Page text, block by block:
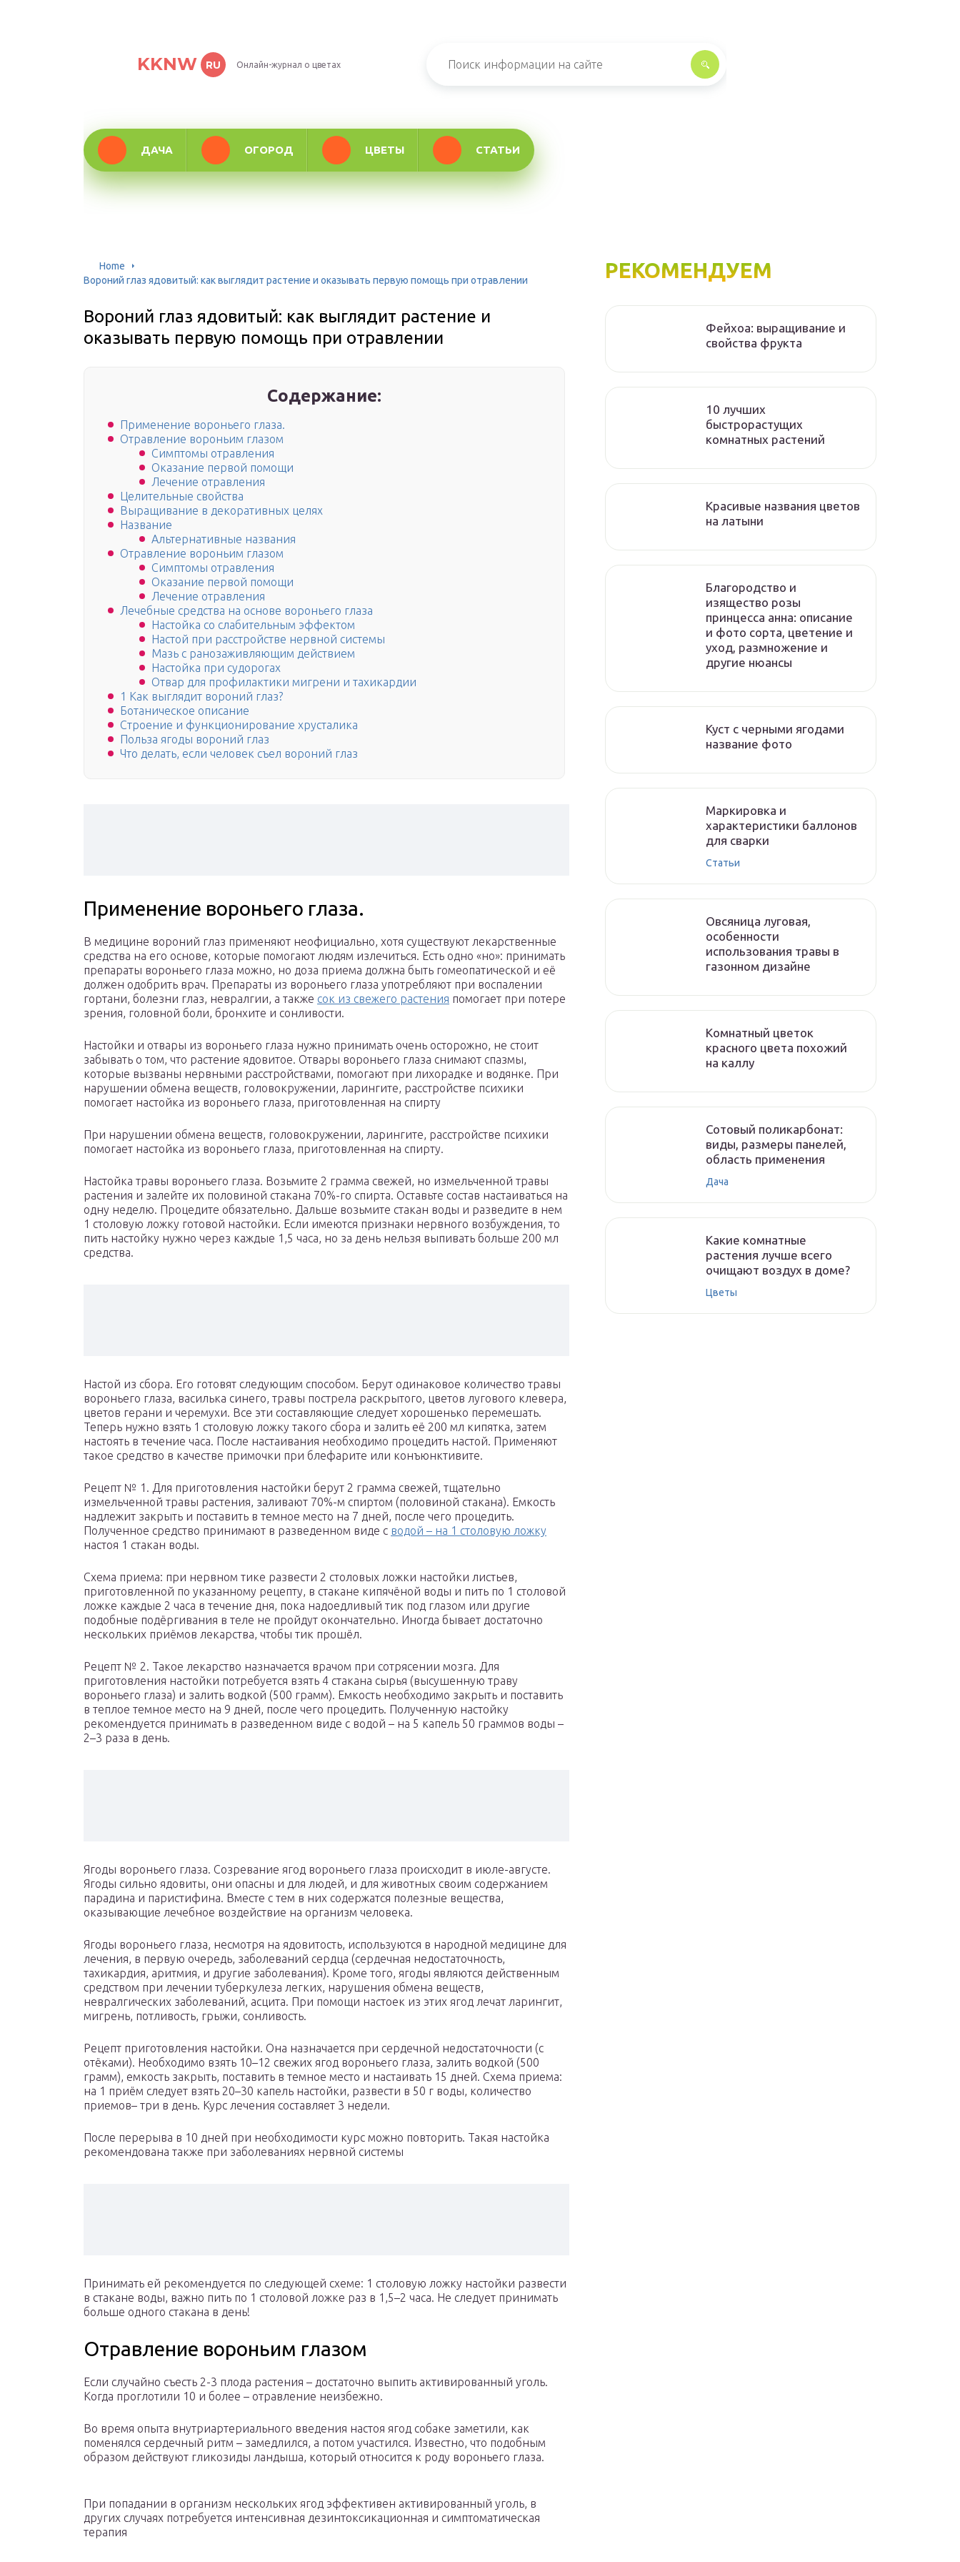
KKNW RU Онлайн-журнал о цветах
ДАЧА ОГОРОД ЦВЕТЫ СТАТЬИ
Home
Вороний глаз ядовитый: как выглядит растение и оказывать первую помощь при отравлении
Вороний глаз ядовитый: как выглядит растение и
оказывать первую помощь при отравлении
Содержание:
Применение вороньего глаза.
Отравление вороньим глазом
Симптомы отравления
Оказание первой помощи
Лечение отравления
Целительные свойства
Выращивание в декоративных целях
Название
Альтернативные названия
Отравление вороньим глазом
Симптомы отравления
Оказание первой помощи
Лечение отравления
Лечебные средства на основе вороньего глаза
Настойка со слабительным эффектом
Настой при расстройстве нервной системы
Мазь с ранозаживляющим действием
Настойка при судорогах
Отвар для профилактики мигрени и тахикардии
1 Как выглядит вороний глаз?
Ботаническое описание
Строение и функционирование хрусталика
Польза ягоды вороний глаз
Что делать, если человек съел вороний глаз
Применение вороньего глаза.
В медицине вороний глаз применяют неофициально, хотя существуют лекарственные
средства на его основе, которые помогают людям излечиться. Есть одно «но»: принимать
препараты вороньего глаза можно, но доза приема должна быть гомеопатической и её
должен одобрить врач. Препараты из вороньего глаза употребляют при воспалении
гортани, болезни глаз, невралгии, а также сок из свежего растения помогает при потере
зрения, головной боли, бронхите и сонливости.
Настойки и отвары из вороньего глаза нужно принимать очень осторожно, не стоит
забывать о том, что растение ядовитое. Отвары вороньего глаза снимают спазмы,
которые вызваны нервными расстройствами, помогают при лихорадке и водянке. При
нарушении обмена веществ, головокружении, ларингите, расстройстве психики
помогает настойка из вороньего глаза, приготовленная на спирту
При нарушении обмена веществ, головокружении, ларингите, расстройстве психики
помогает настойка из вороньего глаза, приготовленная на спирту.
Настойка травы вороньего глаза. Возьмите 2 грамма свежей, но измельченной травы
растения и залейте их половиной стакана 70%-го спирта. Оставьте состав настаиваться на
одну неделю. Процедите обязательно. Дальше возьмите стакан воды и разведите в нем
1 столовую ложку готовой настойки. Если имеются признаки нервного возбуждения, то
пить настойку нужно через каждые 1,5 часа, но за день нельзя выпивать больше 200 мл
средства.
Настой из сбора. Его готовят следующим способом. Берут одинаковое количество травы
вороньего глаза, василька синего, травы пострела раскрытого, цветов лугового клевера,
цветов герани и черемухи. Все эти составляющие следует хорошенько перемешать.
Теперь нужно взять 1 столовую ложку такого сбора и залить её 200 мл кипятка, затем
настоять в течение часа. После настаивания необходимо процедить настой. Применяют
такое средство в качестве примочки при блефарите или конъюнктивите.
Рецепт № 1. Для приготовления настойки берут 2 грамма свежей, тщательно
измельченной травы растения, заливают 70%-м спиртом (половиной стакана). Емкость
надлежит закрыть и поставить в темное место на 7 дней, после чего процедить.
Полученное средство принимают в разведенном виде с водой – на 1 столовую ложку
настоя 1 стакан воды.
Схема приема: при нервном тике развести 2 столовых ложки настойки листьев,
приготовленной по указанному рецепту, в стакане кипячёной воды и пить по 1 столовой
ложке каждые 2 часа в течение дня, пока надоедливый тик под глазом или другие
подобные подёргивания в теле не пройдут окончательно. Иногда бывает достаточно
нескольких приёмов лекарства, чтобы тик прошёл.
Рецепт № 2. Такое лекарство назначается врачом при сотрясении мозга. Для
приготовления настойки потребуется взять 4 стакана сырья (высушенную траву
вороньего глаза) и залить водкой (500 грамм). Емкость необходимо закрыть и поставить
в теплое темное место на 9 дней, после чего процедить. Полученную настойку
рекомендуется принимать в разведенном виде с водой – на 5 капель 50 граммов воды –
2–3 раза в день.
Ягоды вороньего глаза. Созревание ягод вороньего глаза происходит в июле-августе.
Ягоды сильно ядовиты, они опасны и для людей, и для животных своим содержанием
парадина и паристифина. Вместе с тем в них содержатся полезные вещества,
оказывающие лечебное воздействие на организм человека.
Ягоды вороньего глаза, несмотря на ядовитость, используются в народной медицине для
лечения, в первую очередь, заболеваний сердца (сердечная недостаточность,
тахикардия, аритмия, и другие заболевания). Кроме того, ягоды являются действенным
средством при лечении туберкулеза легких, нарушения обмена веществ,
невралгических заболеваний, асцита. При помощи настоек из этих ягод лечат ларингит,
мигрень, потливость, грыжи, сонливость.
Рецепт приготовления настойки. Она назначается при сердечной недостаточности (с
отёками). Необходимо взять 10–12 свежих ягод вороньего глаза, залить водкой (500
грамм), емкость закрыть, поставить в темное место и настаивать 15 дней. Схема приема:
на 1 приём следует взять 20–30 капель настойки, развести в 50 г воды, количество
приемов– три в день. Курс лечения составляет 3 недели.
После перерыва в 10 дней при необходимости курс можно повторить. Такая настойка
рекомендована также при заболеваниях нервной системы
Принимать ей рекомендуется по следующей схеме: 1 столовую ложку настойки развести
в стакане воды, важно пить по 1 столовой ложке раз в 1,5–2 часа. Не следует принимать
больше одного стакана в день!
Отравление вороньим глазом
Если случайно съесть 2-3 плода растения – достаточно выпить активированный уголь.
Когда проглотили 10 и более – отравление неизбежно.
Во время опыта внутриартериального введения настоя ягод собаке заметили, как
поменялся сердечный ритм – замедлился, а потом участился. Известно, что подобным
образом действуют гликозиды ландыша, который относится к роду вороньего глаза.
При попадании в организм нескольких ягод эффективен активированный уголь, в
других случаях потребуется интенсивная дезинтоксикационная и симптоматическая
терапия
РЕКОМЕНДУЕМ
Фейхоа: выращивание и
свойства фрукта
10 лучших
быстрорастущих
комнатных растений
Красивые названия цветов
на латыни
Благородство и
изящество розы
принцесса анна: описание
и фото сорта, цветение и
уход, размножение и
другие нюансы
Куст с черными ягодами
название фото
Маркировка и
характеристики баллонов
для сварки
Статьи
Овсяница луговая,
особенности
использования травы в
газонном дизайне
Комнатный цветок
красного цвета похожий
на каллу
Сотовый поликарбонат:
виды, размеры панелей,
область применения
Дача
Какие комнатные
растения лучше всего
очищают воздух в доме?
Цветы